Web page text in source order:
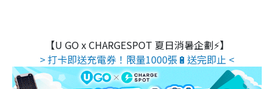
【U GO x CHARGESPOT 夏日消暑企劃⚡】
> 打卡即送充電券！限量1000張🔋送完即止 <